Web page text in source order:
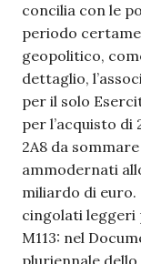
concilia con le
periodo
geopolitico,
dettaglio,
per il solo
per l’acquisto
2A8 da
ammodernati
miliardo di
cingolati leggeri
M113: nel